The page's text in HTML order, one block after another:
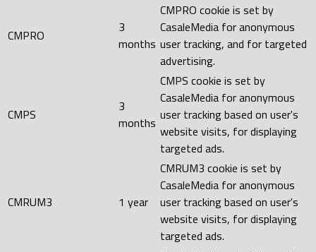
CMPRO
3
months
CMPRO cookie is set by
CasaleMedia for anonymous
user tracking, and for targeted
advertising.
CMPS
3
months
CMPS cookie is set by
CasaleMedia for anonymous
user tracking based on user's
website visits, for displaying
targeted ads.
CMRUM3 1 year
CMRUM3 cookie is set by
CasaleMedia for anonymous
user tracking based on user's
website visits, for displaying
targeted ads.